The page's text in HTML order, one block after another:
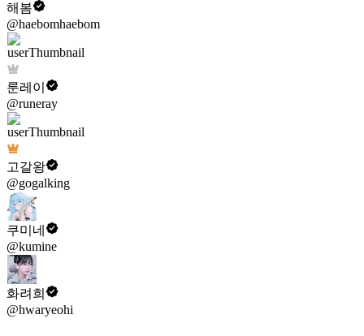
해봄
@haebomhaebom
룬레이
@runeray
고갈왕
@gogalking
쿠미네
@kumine
화려희
@hwaryeohi